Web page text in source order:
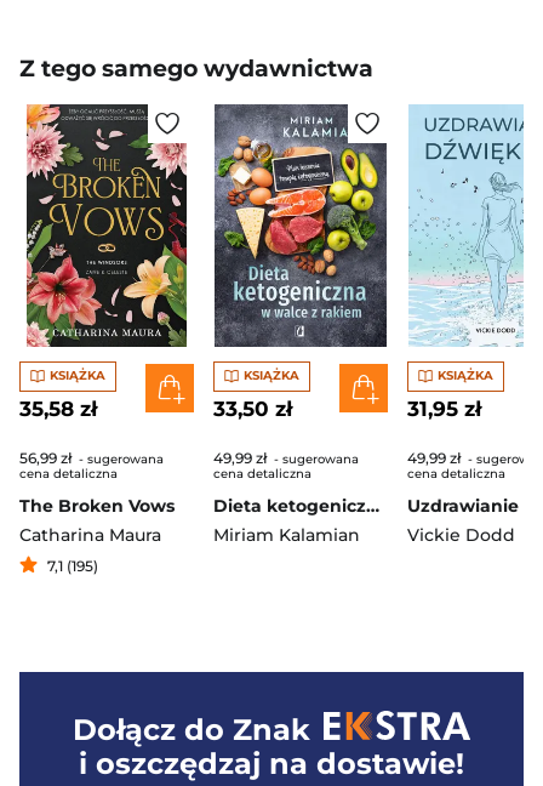
Z tego samego wydawnictwa
KSIĄŻKA
35,58 zł
56,99 zł - sugerowana
cena detaliczna
The Broken Vows
Catharina Maura
7,1 (195)
KSIĄŻKA
33,50 zł
49,99 zł - sugerowana
cena detaliczna
Dieta ketogeniczna w walce z rakiem Plan leczenia terapią ketogeniczną
Miriam Kalamian
KSIĄŻKA
31,95 zł
49,99 zł -
cena detaliczna
Vickie Dodd
Dołącz do Znak
i oszczędzaj na dostawie!